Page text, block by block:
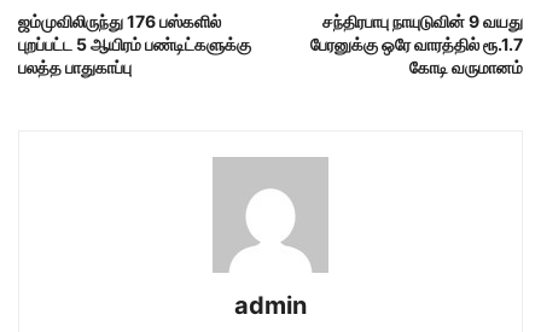
ஜம்முவிலிருந்து 176 பஸ்களில்
புறப்பட்ட 5 ஆயிரம் பண்டிட்களுக்கு
பலத்த பாதுகாப்பு
சந்திரபாபு நாயுடுவின் 9 வயது
பேரனுக்கு ஒரே வாரத்தில் ரூ.1.7
கோடி வருமானம்
admin